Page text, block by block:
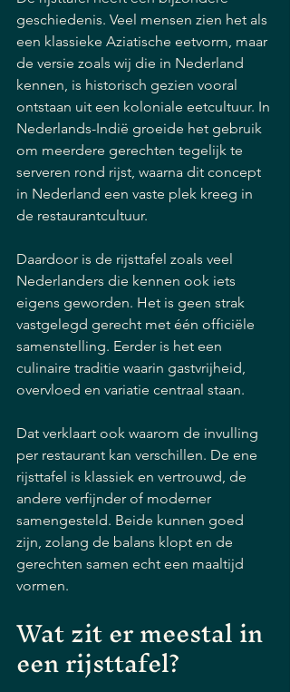
geschiedenis. Veel mensen zien het als
een klassieke Aziatische eetvorm, maar
de versie zoals wij die in Nederland
kennen, is historisch gezien vooral
ontstaan uit een koloniale eetcultuur. In
Nederlands-Indië groeide het gebruik
om meerdere gerechten tegelijk te
serveren rond rijst, waarna dit concept
in Nederland een vaste plek kreeg in
de restaurantcultuur.
Daardoor is de rijsttafel zoals veel
Nederlanders die kennen ook iets
eigens geworden. Het is geen strak
vastgelegd gerecht met één officiële
samenstelling. Eerder is het een
culinaire traditie waarin gastvrijheid,
overvloed en variatie centraal staan.
Dat verklaart ook waarom de invulling
per restaurant kan verschillen. De ene
rijsttafel is klassiek en vertrouwd, de
andere verfijnder of moderner
samengesteld. Beide kunnen goed
zijn, zolang de balans klopt en de
gerechten samen echt een maaltijd
vormen.
Wat zit er meestal in
een rijsttafel?